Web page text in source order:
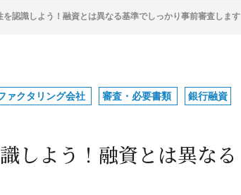
認識しよう！融資とは異なる基準でしっかり事前審査します
ァクタリング会社 審査・必要書類 銀行融資
しよう！融資とは異なる